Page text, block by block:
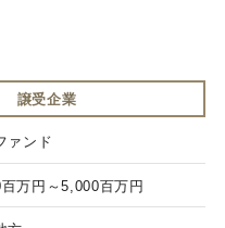
譲受企業
ァンド
万円～5,000百万円